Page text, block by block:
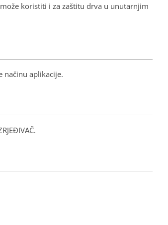
koristiti i za zaštitu drva u unutarnjim
aplikacije.